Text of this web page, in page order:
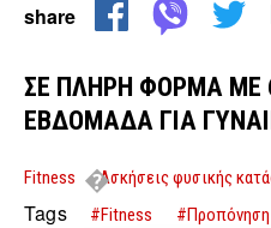
share
ΣΕ ΠΛΗΡΗ ΦΟΡΜΑ ΜΕ
ΕΒΔΟΜΑΔΑ ΓΙΑ
Fitness Ασκήσεις φυσικής
60 ΛΕΠΤΑ ΤΗΝ ΕΒΔΟΜΑΔΑ ΓΙΑ
Tags #Fitness #Προπόνηση